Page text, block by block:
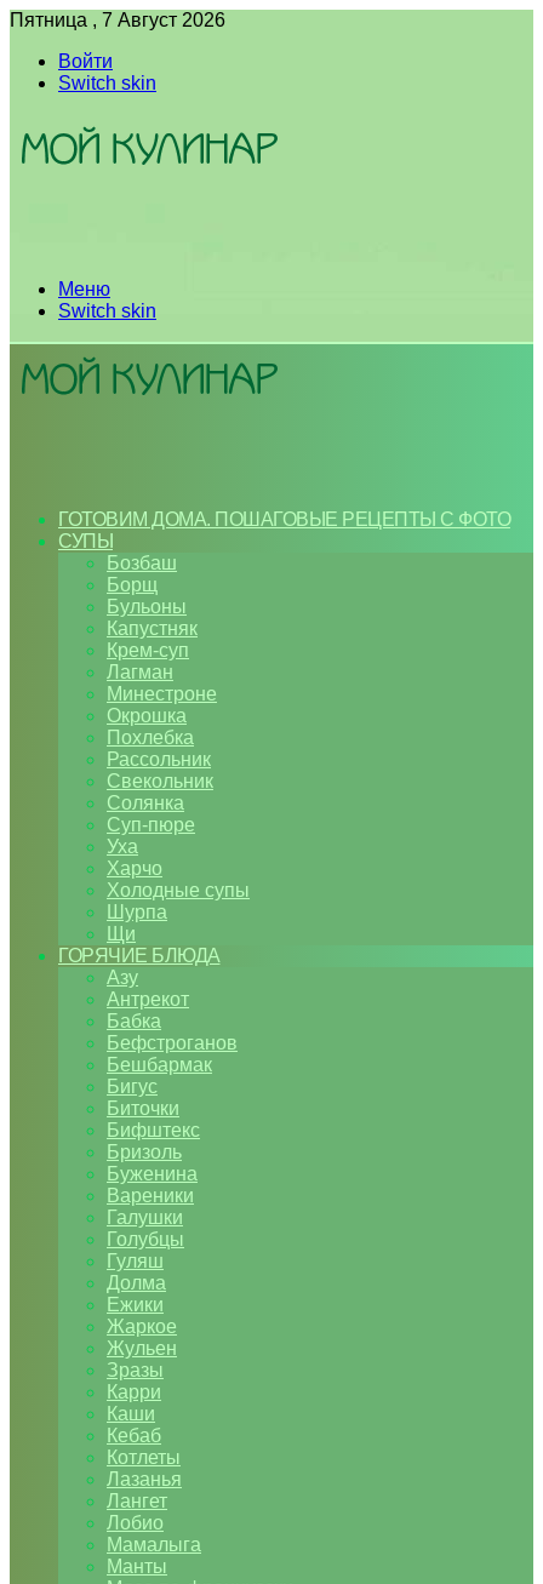
Пятница , 7 Август 2026
Войти
Switch skin
Меню
Switch skin
ГОТОВИМ ДОМА. ПОШАГОВЫЕ РЕЦЕПТЫ С ФОТО
СУПЫ
Бозбаш
Борщ
Бульоны
Капустняк
Крем-суп
Лагман
Минестроне
Окрошка
Похлебка
Рассольник
Свекольник
Солянка
Суп-пюре
Уха
Харчо
Холодные супы
Шурпа
Щи
ГОРЯЧИЕ БЛЮДА
Азу
Антрекот
Бабка
Бефстроганов
Бешбармак
Бигус
Биточки
Бифштекс
Бризоль
Буженина
Вареники
Галушки
Голубцы
Гуляш
Долма
Ежики
Жаркое
Жульен
Зразы
Карри
Каши
Кебаб
Котлеты
Лазанья
Лангет
Лобио
Мамалыга
Манты